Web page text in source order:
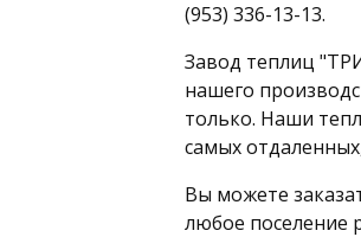
(953) 336-13-13.
Завод теплиц
нашего
только. Наши
самых
Вы можете
любое поселение